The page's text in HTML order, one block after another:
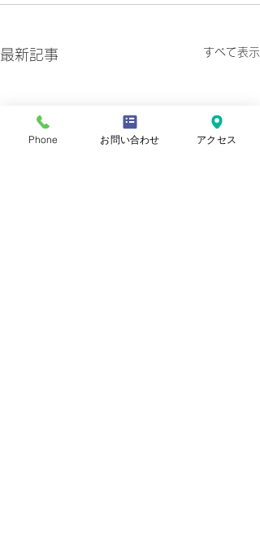
最新記事 すべて表示
Phone お問い合わせ アクセス